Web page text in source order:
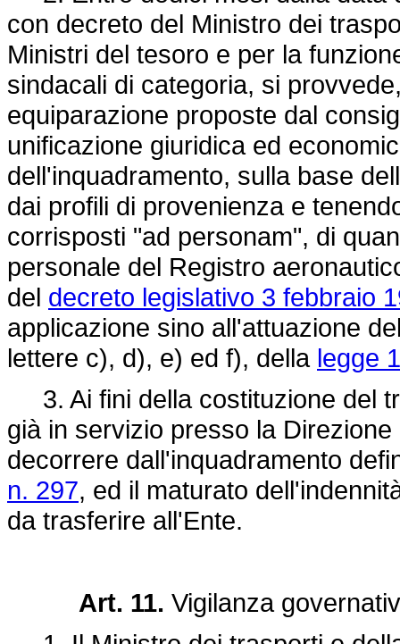
con decreto del Ministro dei
Ministri del tesoro e per la
sindacali di categoria, si
equiparazione proposte dal
unificazione giuridica ed
dell'inquadramento, sulla base
dai profili di provenienza e
corrisposti "ad personam", di
personale del Registro
del decreto legislativo 3 febbraio
applicazione sino all'attuazione
lettere c), d), e) ed f), della legge
3. Ai fini della costituzione del
già in servizio presso la
decorrere dall'inquadramento
n. 297, ed il maturato
da trasferire all'Ente.
Art. 11. Vigilanza